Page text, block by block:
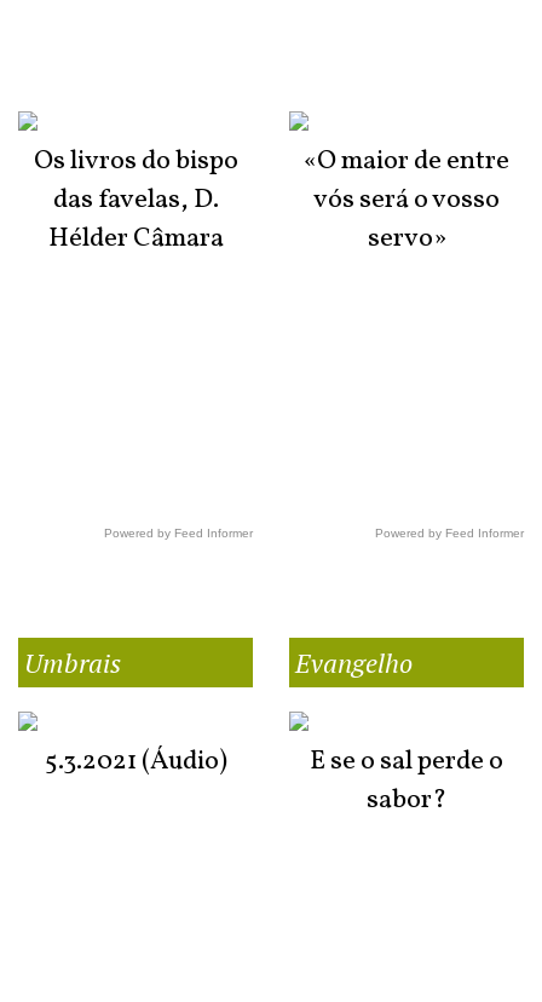
Os livros do bispo
das favelas, D.
Hélder Câmara
Powered by Feed Informer
«O maior de entre
vós será o vosso
servo»
Powered by Feed Informer
Umbrais
5.3.2021 (Áudio)
Evangelho
E se o sal perde o
sabor?